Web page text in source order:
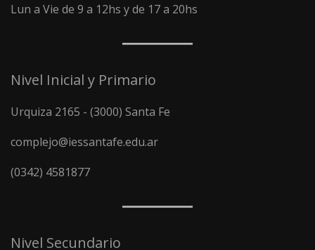
Lun a Vie de 9 a 12hs y de 17 a 20hs
Nivel Inicial y Primario
Urquiza 2165 - (3000) Santa Fe
complejo@iessantafe.edu.ar
(0342) 4581877
Nivel Secundario